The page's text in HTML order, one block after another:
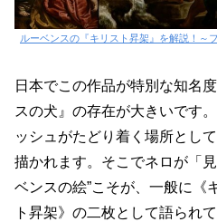
ルーベンスの『キリスト昇架』を解説！～
日本でこの作品が特別な知名
スの犬』の存在が大きいです
ッシュがたどり着く場所とし
描かれます。そこでネロが「
ベンスの絵”こそが、一般に《
ト昇架》の二枚として語られて